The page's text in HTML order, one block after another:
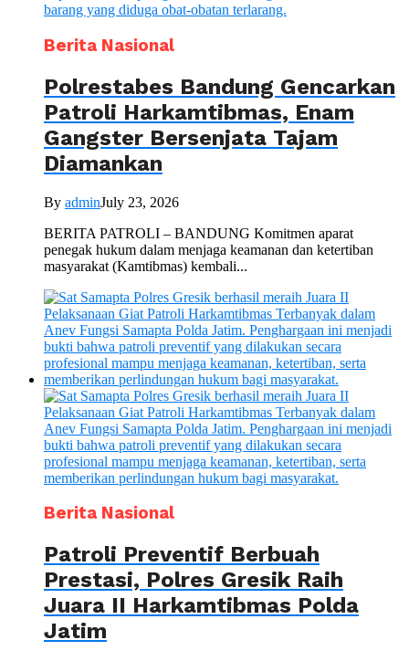
Berita Nasional
Polrestabes Bandung Gencarkan
Patroli Harkamtibmas, Enam
Gangster Bersenjata Tajam
Diamankan
By adminJuly 23, 2026
BERITA PATROLI – BANDUNG Komitmen aparat
penegak hukum dalam menjaga keamanan dan ketertiban
masyarakat (Kamtibmas) kembali...
Berita Nasional
Patroli Preventif Berbuah
Prestasi, Polres Gresik Raih
Juara II Harkamtibmas Polda
Jatim